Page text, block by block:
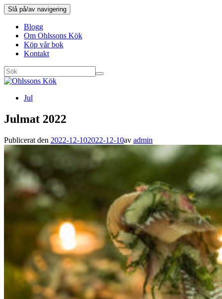
Slå på/av navigering
Blogg
Om Ohlssons Kök
Köp vår bok
Kontakt
Jul
Julmat 2022
Publicerat den 2022-12-102022-12-10av admin